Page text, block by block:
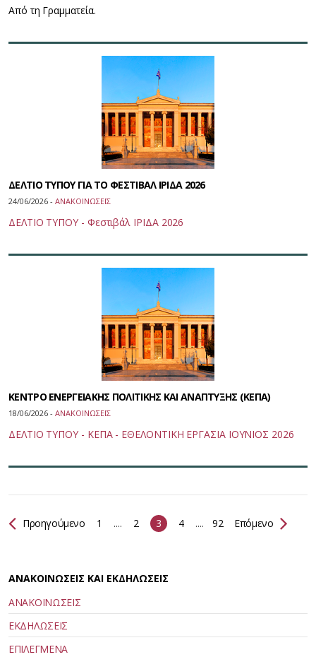
Από τη Γραμματεία.
ΔΕΛΤΙΟ ΤΥΠΟΥ ΓΙΑ ΤΟ ΦΕΣΤΙΒΑΛ ΙΡΙΔΑ 2026
24/06/2026 - ΑΝΑΚΟΙΝΩΣΕΙΣ
ΔΕΛΤΙΟ ΤΥΠΟΥ - Φεστιβάλ ΙΡΙΔΑ 2026
ΚΕΝΤΡΟ ΕΝΕΡΓΕΙΑΚΗΣ ΠΟΛΙΤΙΚΗΣ ΚΑΙ ΑΝΑΠΤΥΞΗΣ (ΚΕΠΑ)
18/06/2026 - ΑΝΑΚΟΙΝΩΣΕΙΣ
ΔΕΛΤΙΟ ΤΥΠΟΥ - ΚΕΠΑ - ΕΘΕΛΟΝΤΙΚΗ ΕΡΓΑΣΙΑ ΙΟΥΝΙΟΣ 2026
Προηγούμενο 1 .... 2 3 4 .... 92 Επόμενο
ΑΝΑΚΟΙΝΩΣΕΙΣ ΚΑΙ ΕΚΔΗΛΩΣΕΙΣ
ΑΝΑΚΟΙΝΩΣΕΙΣ
ΕΚΔΗΛΩΣΕΙΣ
ΕΠΙΛΕΓΜΕΝΑ